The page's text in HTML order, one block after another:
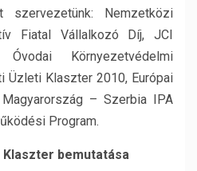
szervezetünk: Nemzetközi
Fiatal Vállalkozó Díj, JCI
Környezetvédelmi
Üzleti Klaszter 2010, Európai
– Szerbia IPA
Program.
bemutatása